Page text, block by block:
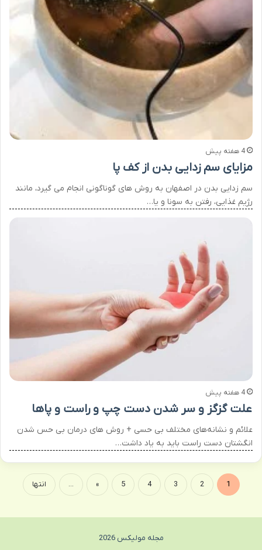
4 هفته پیش
مزایای سم زدایی بدن از کف پا
سم زدایی بدن در اصفهان به روش های گوناگونی انجام می گیرد، مانند
رژیم غذایی، رفتن به سونا و یا…
4 هفته پیش
علت گزگز و سر شدن دست چپ و راست و پاها
علائم و نشانه‌های مختلف بی حسی + روش های درمان بی حس شدن
انگشتان دست راست باید به یاد داشت…
1
2
3
4
5
»
... انتها
مجله مولیکس 2026